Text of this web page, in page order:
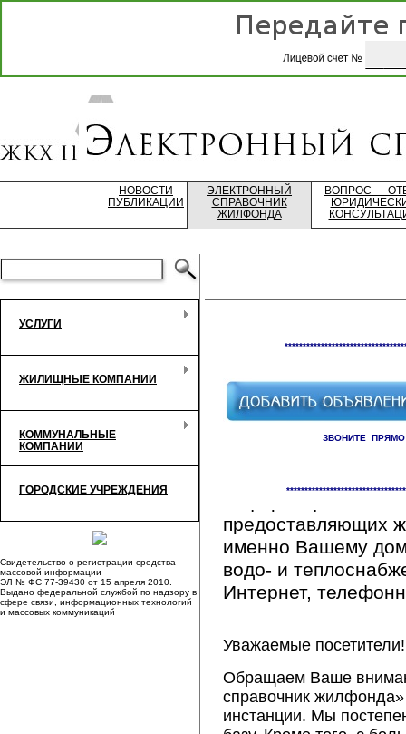
НОВОСТИ
ПУБЛИКАЦИИ
ЭЛЕКТРОННЫЙ
СПРАВОЧНИК
ЖИЛФОНДА
ВОПРОС —
УСЛУГИ
ЖИЛИЩНЫЕ КОМПАНИИ
КОММУНАЛЬНЫЕ
КОМПАНИИ
ГОРОДСКИЕ УЧРЕЖДЕНИЯ
Свидетельство о регистрации средства
массовой информации
ЭЛ № ФС 77-39430 от 15 апреля 2010.
Выдано федеральной службой по надзору в
сфере связи, информационных технологий
и массовых коммуникаций
ЗВОНИТЕ
предоставляющих
именно Вашему
водо- и
Интернет,
Уважаемые посетители!
Обращаем Ваше
справочник
инстанции. Мы